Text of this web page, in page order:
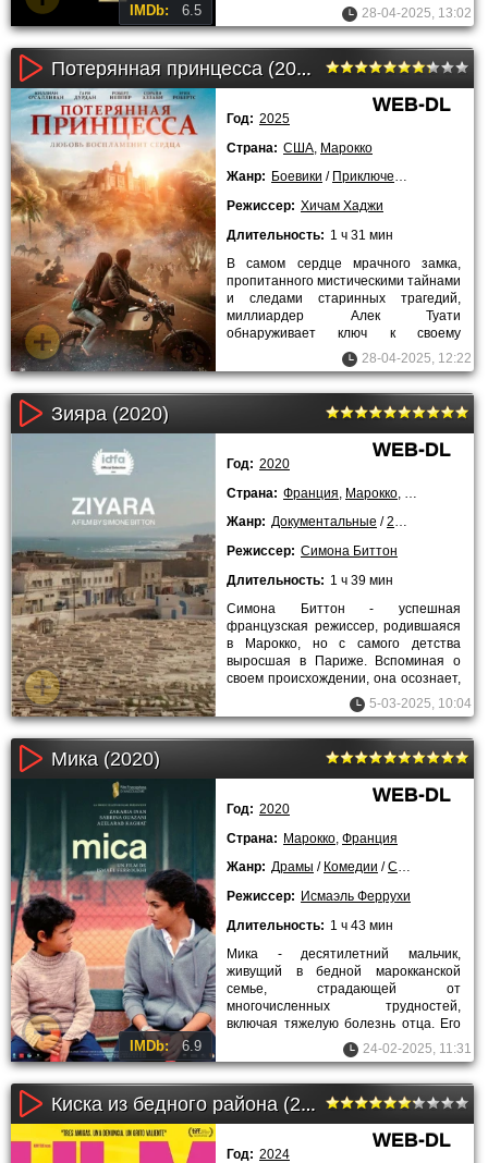
IMDb: 6.5 развертывается история о28-04-2025, 13:02
Потерянная принцесса (2025)
WEB-DL
Год: 2025
Страна: США Марокко
Жанр: Боевики / Приключения
Режиссер: Хичам Хаджи
Длительность: 1 ч 31 мин
В самом сердце мрачного замка,
пропитанного мистическими тайнами
и следами старинных трагедий,
миллиардер Алек Туати
обнаруживает ключ к своему
предопределенному пути. Этот
замок - не
28-04-2025, 12:22
Зияра (2020)
WEB-DL
Год: 2020
Страна: Франция Марокко
Жанр: Документальные /2020 года
Режиссер: Симона Биттон
Длительность: 1 ч 39 мин
Симона Биттон - успешная
французская режиссер, родившаяся
в Марокко, но с самого детства
выросшая в Париже. Вспоминая о
своем происхождении, она осознает,
что практически ничего не знает о
5-03-2025, 10:04
Мика (2020)
IMDb: 6.9
WEB-DL
Год: 2020
Страна: Марокко Франция
Жанр: Драмы / Комедии /Спортивные
Режиссер: Исмаэль Феррухи
Длительность: 1 ч 43 мин
Мика - десятилетний мальчик,
живущий в бедной марокканской
семье, страдающей от
многочисленных трудностей,
включая тяжелую болезнь отца. Его
семья еле сводит концы с концами в
трущобах, и в
24-02-2025, 11:31
Киска из бедного района (2023)
WEB-DL
Год: 2024